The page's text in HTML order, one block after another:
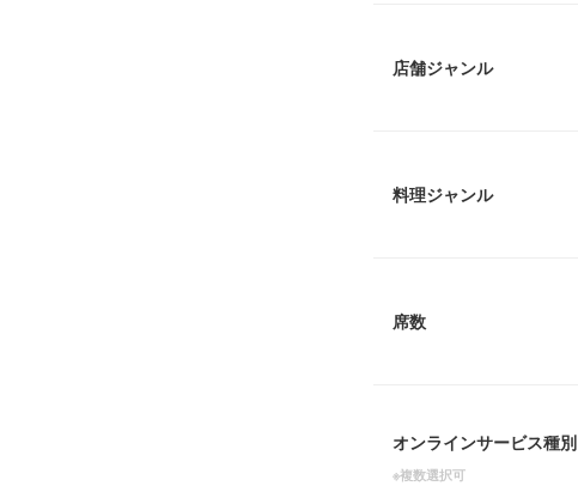
店舗ジャンル
料理ジャンル
席数
オンラインサービス種別
※複数選択可